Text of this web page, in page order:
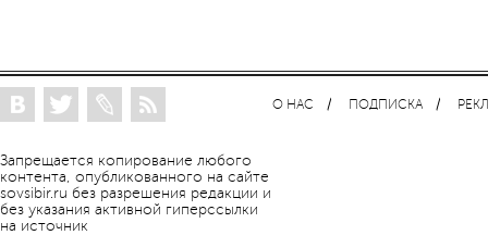
Запрещается копирование любого
контента, опубликованного на сайте
sovsibir.ru без разрешения редакции и
без указания активной гиперссылки
на источник
О НАС ПОДПИСКА